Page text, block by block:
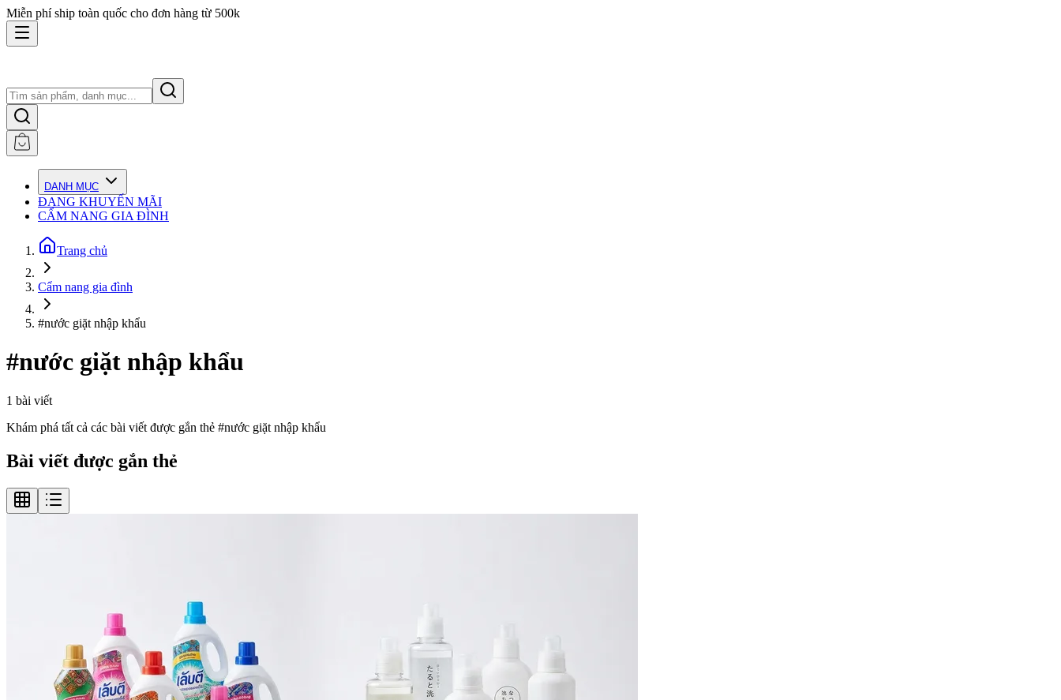
Miễn phí ship toàn quốc cho đơn hàng từ 500k
DANH MỤC
ĐANG KHUYẾN MÃI
CẨM NANG GIA ĐÌNH
Trang chủ
Cẩm nang gia đình
#nước giặt nhập khẩu
#nước giặt nhập khẩu
1 bài viết
Khám phá tất cả các bài viết được gắn thẻ #nước giặt nhập khẩu
Bài viết được gắn thẻ